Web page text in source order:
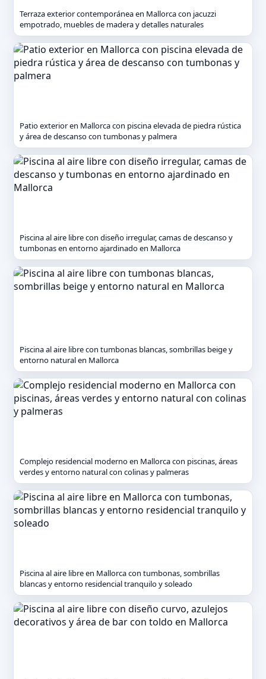
Terraza exterior contemporánea en Mallorca con jacuzzi
empotrado, muebles de madera y detalles naturales
Patio exterior en Mallorca con piscina elevada de piedra rústica
y área de descanso con tumbonas y palmera
Piscina al aire libre con diseño irregular, camas de descanso y
tumbonas en entorno ajardinado en Mallorca
Piscina al aire libre con tumbonas blancas, sombrillas beige y
entorno natural en Mallorca
Complejo residencial moderno en Mallorca con piscinas, áreas
verdes y entorno natural con colinas y palmeras
Piscina al aire libre en Mallorca con tumbonas, sombrillas
blancas y entorno residencial tranquilo y soleado